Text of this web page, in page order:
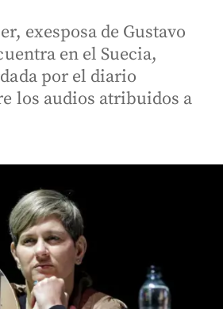
exesposa de Gustavo
en el Suecia,
por el diario
los audios atribuidos a